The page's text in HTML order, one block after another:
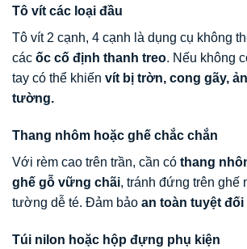
Tô vít các loại đầu
Tô vít 2 cạnh, 4 cạnh là dụng cụ không
các ốc cố định thanh treo. Nếu không
tay có thể khiến vít bị trờn, cong gãy,
tường.
Thang nhôm hoặc ghế chắc chắn
Với rèm cao trên trần, cần có thang
ghế gỗ vững chãi, tránh đứng trên ghế
tường dễ té. Đảm bảo an toàn tuyệt
Túi nilon hoặc hộp đựng phụ kiện